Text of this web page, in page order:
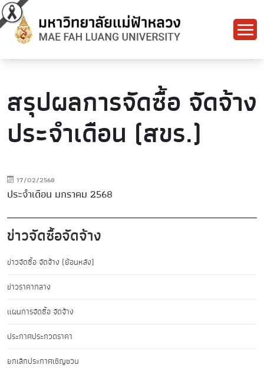
สรุปผลการจัดซื้อ จัดจ้าง
ประจำเดือน (สขร.)
17/02/2568
ประจำเดือน มกราคม 2568
ข่าวจัดซื้อจัดจ้าง
ข่าวจัดซื้อ จัดจ้าง (ย้อนหลัง)
ข่าวราคากลาง
แผนการจัดซื้อ จัดจ้าง
ประกาศประกวดราคา
ยกเลิกประกาศเชิญชวน